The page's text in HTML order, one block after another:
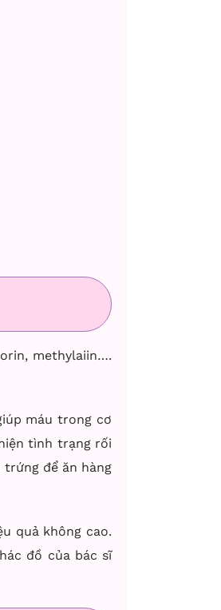
methylaiin….
máu trong cơ
tình trạng rối
để ăn hàng
quả không cao.
đồ của bác sĩ